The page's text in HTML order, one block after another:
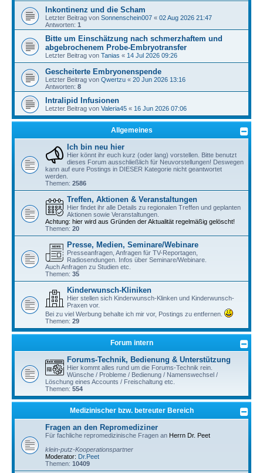
Inkontinenz und die Scham
Letzter Beitrag von Sonnenschein007 « 02 Aug 2026 21:47
Antworten: 1
Bitte um Einschätzung nach schmerzhaftem und
abgebrochenem Probe-Embryotransfer
Letzter Beitrag von Tanias « 14 Jul 2026 09:26
Gescheiterte Embryonenspende
Letzter Beitrag von Qwertzu « 20 Jun 2026 13:16
Antworten: 8
Intralipid Infusionen
Letzter Beitrag von Valeria45 « 16 Jun 2026 07:06
Allgemeines
Ich bin neu hier
Hier könnt ihr euch kurz (oder lang) vorstellen. Bitte benutzt
dieses Forum ausschließlich für Neuvorstellungen! Deswegen
kann auf eure Postings in DIESER Kategorie nicht geantwortet
werden.
Themen: 2586
Treffen, Aktionen & Veranstaltungen
Hier findet ihr alle Details zu regionalen Treffen und geplanten
Aktionen sowie Veranstaltungen.
Achtung: hier wird aus Gründen der Aktualität regelmäßig gelöscht!
Themen: 20
Presse, Medien, Seminare/Webinare
Presseanfragen, Anfragen für TV-Reportagen,
Radiosendungen. Infos über Seminare/Webinare.
Auch Anfragen zu Studien etc.
Themen: 35
Kinderwunsch-Kliniken
Hier stellen sich Kinderwunsch-Klinken und Kinderwunsch-
Praxen vor.
Bei zu viel Werbung behalte ich mir vor, Postings zu entfernen.
Themen: 29
Forum intern
Forums-Technik, Bedienung & Unterstützung
Hier kommt alles rund um die Forums-Technik rein.
Wünsche / Probleme / Bedienung / Namenswechsel /
Löschung eines Accounts / Freischaltung etc.
Themen: 554
Medizinischer bzw. betreuter Bereich
Fragen an den Repromediziner
Für fachliche repromedizinische Fragen an Herrn Dr. Peet
klein-putz-Kooperationspartner
Moderator: Dr.Peet
Themen: 10409